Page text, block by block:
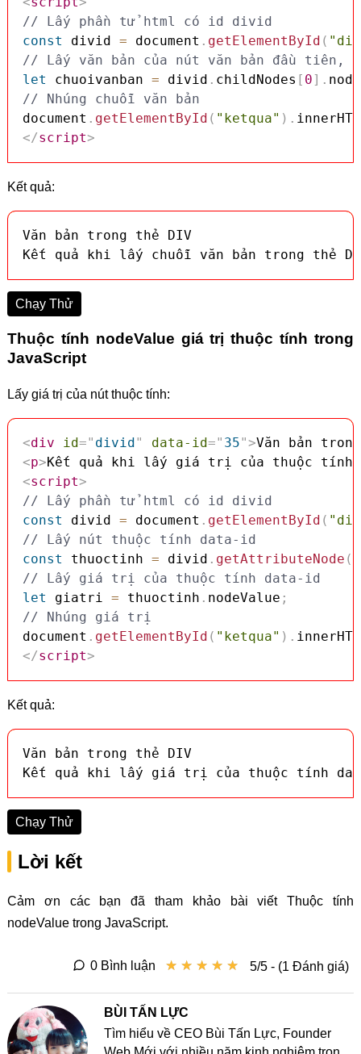
// Lấy phần tử html có id divid
const
divid = document . getElementById (
// Lấy văn bản của nút văn bản đầu tiên,
let
chuoivanban = divid . childNodes [ 0] .
// Nhúng chuỗi văn bản
document . getElementById ( "ketqua" ) .
</script>
Kết quả:
Văn bản trong thẻ DIV
Kết quả khi lấy chuỗi văn bản trong thẻ
Chạy Thử
Thuộc tính nodeValue giá trị thuộc tính trong
JavaScript
Lấy giá trị của nút thuộc tính:
<div id=" divid " data-id=" 35">Văn bản
<p>Kết quả khi lấy giá trị của thuộc
<script>
// Lấy phần tử html có id divid
const
divid = document . getElementById (
// Lấy nút thuộc tính data-id
const
thuoctinh = divid . getAttributeNode (
// Lấy giá trị của thuộc tính data-id
let
giatri = thuoctinh . nodeValue ;
// Nhúng giá trị
document . getElementById ( "ketqua" ) .
</script>
Kết quả:
Văn bản trong thẻ DIV
Kết quả khi lấy giá trị của thuộc tính
Chạy Thử
Lời kết
Cảm ơn các bạn đã tham khảo bài viết Thuộc tính
nodeValue trong JavaScript.
★ ★ ★ ★ ★
★ ★ ★ ★ ★ 5/5 - (1 Đánh giá)
0 Bình luận
BÙI TẤN LỰC
Tìm hiểu về CEO Bùi Tấn Lực, Founder